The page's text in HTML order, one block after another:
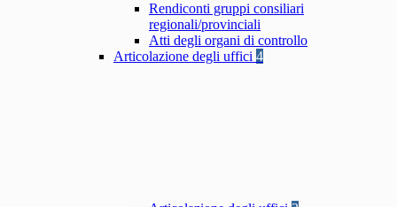
Rendiconti gruppi consiliari
regionali/provinciali
Atti degli organi di controllo
Articolazione degli uffici 4